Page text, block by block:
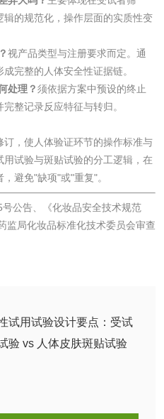
的规范化，操作层面的实质性变
视产品类型与注册要求而定。通
完整的人体安全性证据链。
处理？须依据方案中预设的终止
整记录反应特征与转归。
订，使人体验证环节的操作标准与
试验与斑贴试验的分工逻辑，在
避免"缺项"或"重复"。
公告、《化妆品安全技术规范
监局化妆品标准化技术委员会审查
试用试验设计要点：受试
周期
验 vs 人体皮肤斑贴试验
选择？
检测 涂料助剂检测
检测 化学品检测
铵检测
测 凹版油墨和柔印油
墨检测
检测
油墨成分分析
检测 生物质燃料检测